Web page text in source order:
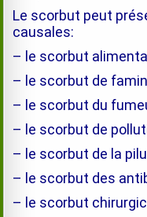
Le scorbut peut
causales:
– le scorbut
– le scorbut de
– le scorbut du
– le scorbut de
– le scorbut de la
– le scorbut des
– le scorbut